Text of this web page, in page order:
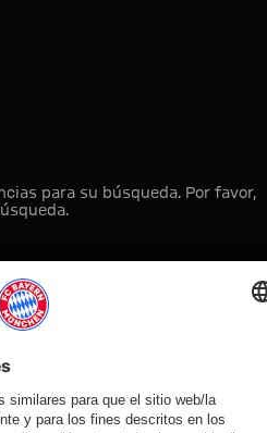
king
para su búsqueda. Por favor,
principal